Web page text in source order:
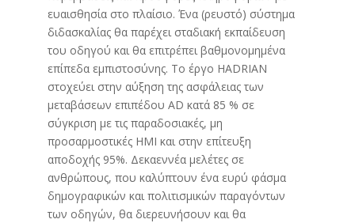
ευαισθησία στο πλαίσιο. Ένα (ρευστό) σύστημα
διδασκαλίας θα παρέχει σταδιακή εκπαίδευση
του οδηγού και θα επιτρέπει βαθμονομημένα
επίπεδα εμπιστοσύνης. Το έργο HADRIAN
στοχεύει στην αύξηση της ασφάλειας των
μεταβάσεων επιπέδου AD κατά 85 % σε
σύγκριση με τις παραδοσιακές, μη
προσαρμοστικές HMI και στην επίτευξη
αποδοχής 95%. Δεκαεννέα μελέτες σε
ανθρώπους, που καλύπτουν ένα ευρύ φάσμα
δημογραφικών και πολιτισμικών παραγόντων
των οδηγών, θα διερευνήσουν και θα